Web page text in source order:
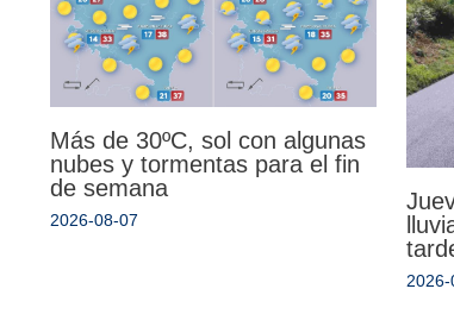
Más de 30ºC, sol con algunas
nubes y tormentas para el fin
de semana
2026-08-07